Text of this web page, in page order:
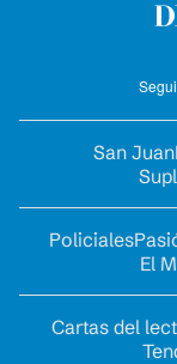
San Juan
Policiales
El
Cartas del